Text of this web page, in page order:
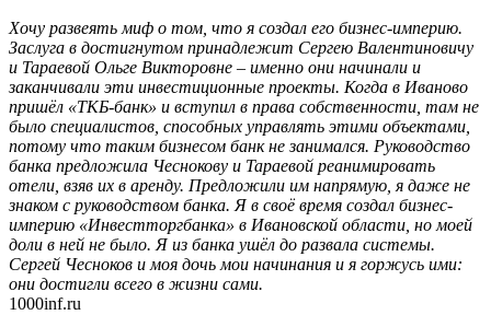
Хочу развеять миф о том, что я создал его бизнес-империю.
Заслуга в достигнутом принадлежит Сергею Валентиновичу
и Тараевой Ольге Викторовне – именно они начинали и
заканчивали эти инвестиционные проекты. Когда в Иваново
пришёл «ТКБ-банк» и вступил в права собственности, там не
было специалистов, способных управлять этими объектами,
потому что таким бизнесом банк не занимался. Руководство
банка предложила Чеснокову и Тараевой реанимировать
отели, взяв их в аренду. Предложили им напрямую, я даже не
знаком с руководством банка. Я в своё время создал бизнес-
империю «Инвестторгбанка» в Ивановской области, но моей
доли в ней не было. Я из банка ушёл до развала системы.
Сергей Чесноков и моя дочь мои начинания и я горжусь ими:
они достигли всего в жизни сами.
1000inf.ru